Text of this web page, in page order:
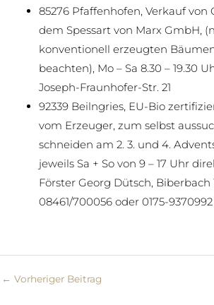
85276 Pfaffenhofen, Verkauf
dem Spessart von Marx GmbH,
konventionell erzeugten
beachten), Mo – Sa 8.30 – 19.30
Joseph-Fraunhofer-Str. 21
92339 Beilngries, EU-Bio
vom Erzeuger, zum selbst
schneiden am 2. 3. und 4.
jeweils Sa + So von 9 – 17 Uhr
Förster Georg Dütsch, Biberbach
08461/700056 oder 0175-9370992
← Vorheriger Beitrag